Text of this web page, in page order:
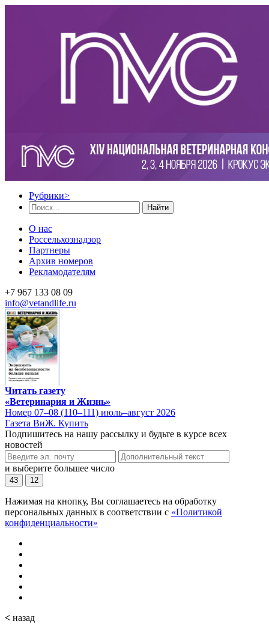
Рубрики>
Найти
О нас
Россельхознадзор
Партнеры
Архив номеров
Рекламодателям
+7 967 133 08 09
info@vetandlife.ru
Читать газету
«Ветеринария и Жизнь»
Номер 07–08 (110–111) июль–август 2026
Газета ВиЖ. Купить
Подпишитесь на нашу рассылку и будьте в курсе всех
новостей
и выберите большее число
43 12
Нажимая на кнопку, Вы соглашаетесь на обработку
персональных данных в соответствии с «Политикой
конфиденциальности»
< назад